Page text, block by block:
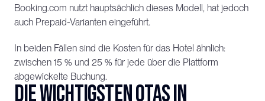
Booking.com nutzt hauptsächlich dieses Modell, hat jedoch
auch Prepaid-Varianten eingeführt.
In beiden Fällen sind die Kosten für das Hotel ähnlich:
zwischen 15 % und 25 % für jede über die Plattform
abgewickelte Buchung.
Die wichtigsten OTAs in